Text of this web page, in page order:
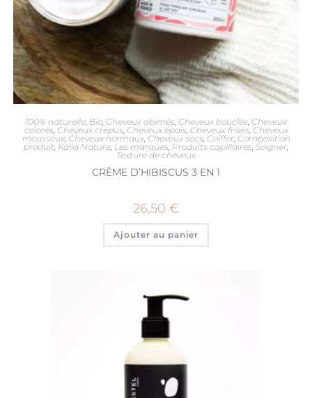
100% naturelle, Bio, Cheveux abimés, Cheveux bouclés, Cheveux
colorés, Cheveux crépus, Cheveux épais, Cheveux frisés, Cheveux
mousseux, Cheveux normaux, Cheveux secs, Coiffer, Composition
produit, Kalia Nature, Les marques, Produits capillaires, Soigner,
Texture de cheveux
CRÈME D’HIBISCUS 3 EN 1
26,50 €
Ajouter au panier